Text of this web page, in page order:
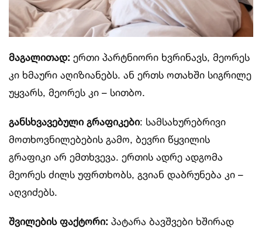
მაგალითად: ერთი პარტნიორი ხვრინავს, მეორეს
კი ხმაური აღიზიანებს. ან ერთს ოთახში სიგრილე
უყვარს, მეორეს კი – სითბო.
განსხვავებული გრაფიკები: სამსახურებრივი
მოთხოვნილებების გამო, ბევრი წყვილის
გრაფიკი არ ემთხვევა. ერთის ადრე ადგომა
მეორეს ძილს უფრთხობს, გვიან დაბრუნება კი –
აღვიძებს.
შვილების ფაქტორი: პატარა ბავშვები ხშირად